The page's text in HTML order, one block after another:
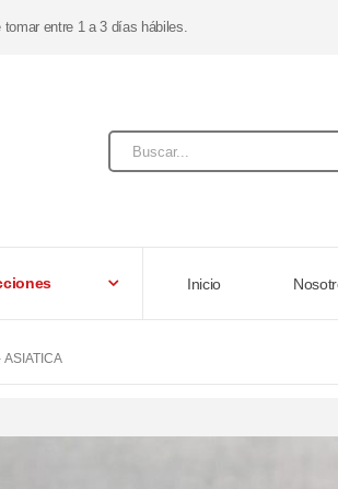
tomar entre 1 a 3 días hábiles.
Inicio
ASIATICA